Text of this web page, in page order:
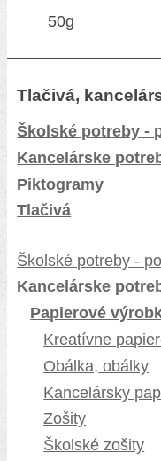
50g
Tlačivá,
Školské potreby -
Kancelárske
Piktogramy
Tlačivá
Školské potreby -
Kancelárske
Papierové
Kreatívne
Obálka, obálky
Kancelársky
Zošity
Školské zošity